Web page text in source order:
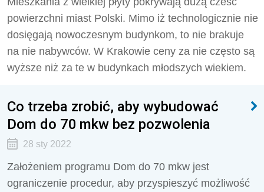
powierzchni miast Polski. Mimo iż technologicznie nie
dosięgają nowoczesnym budynkom, to nie brakuje
na nie nabywców. W Krakowie ceny za nie często są
wyższe niż za te w budynkach młodszych wiekiem.
Co trzeba zrobić, aby wybudować
Dom do 70 mkw bez pozwolenia
28 sty 2022
Założeniem programu Dom do 70 mkw jest
ograniczenie procedur, aby przyspieszyć możliwość